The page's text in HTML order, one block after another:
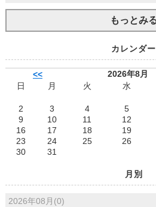
もっとみ
カレンダー
<<
2026年8月
日
月 火 水
2
3 4 5
9
10 11 12
16
17 18 19
23
24 25 26
30
31
月別
2026年08月(0)